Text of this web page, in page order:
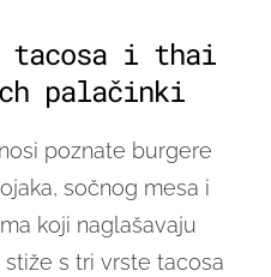
tacosa i thai
palačinki
poznate burgere
sočnog mesa i
koji naglašavaju
stiže s tri vrste tacosa